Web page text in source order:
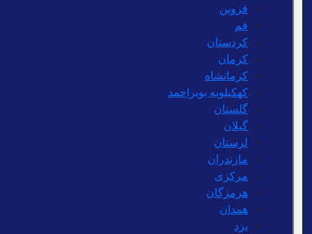
قزوین
قم
کردستان
کرمان
کرمانشاه
کهکیلویه بویراحمد
گلستان
گیلان
لرستان
مازندران
مرکزی
هرمزگان
همدان
یزد